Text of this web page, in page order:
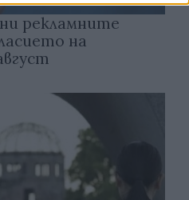
рекламните
на